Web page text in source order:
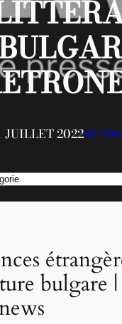
JUILLET 2022
bulgare |